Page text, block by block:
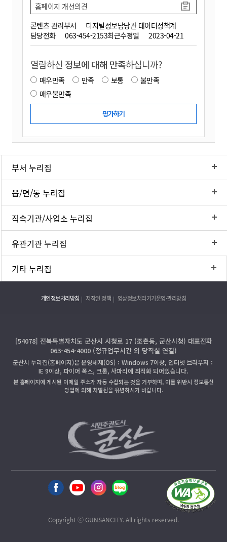
콘텐츠 관리부서
디지털정보담당관 데이터정책계
담당전화
063-454-2153최근수정일 2023-04-21
홈페이지 개선의견
열람하신 정보에 대해 만족하십니까?
매우만족 만족 보통
불만족
매우불만족
부서 누리집
읍/면/동 누리집
직속기관/사업소 누리집
유관기관 누리집
기타 누리집
개인정보처리방침 저작권 정책 영상정보처리기기운영·관리방침
[54078] 전북특별자치도 군산시 시청로 17 (조촌동, 군산시청) 대표전화
063-454-4000 (정규업무시간 외 당직실 연결)
군산시 누리집(홈페이지)은 운영체제(OS)：Windows 7이상, 인터넷 브라우저：
IE 9이상, 파이어 폭스, 크롬, 사파리에 최적화 되어있습니다.
본 홈페이지에 게시된 이메일 주소가 자동 수집되는 것을 거부하며, 이를 위반시 정보통신
망법에 의해 처벌됨을 유념하시기 바랍니다.
Copyright ⓒ GUNSANCITY. All rights reserved.